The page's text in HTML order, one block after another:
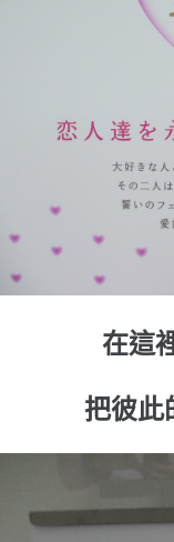
在這
把彼此